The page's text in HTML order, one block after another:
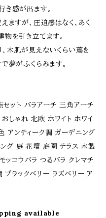
き感が出ます。
ますが、圧迫感はなく、あく
を引き立てます。
木肌が見えないくらい蔦を
夢がふくらみます。
ット バラアーチ 三角アーチ
しゃれ 北欧 ホワイト ホワイ
アンティーク調 ガーデニング
グ 庭 花壇 庭園 テラス 木製
コウバラ つるバラ クレマチ
ラックベリー ラズベリー ア
available